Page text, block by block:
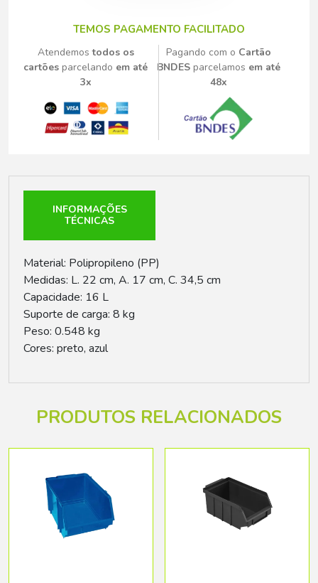
TEMOS PAGAMENTO FACILITADO
Atendemostodos os
cartões parcelando em até
3x
Pagando com o Cartão
BNDESparcelamos em até
48x
INFORMAÇÕES
TÉCNICAS
Material: Polipropileno (PP)
Medidas: L. 22 cm, A. 17 cm, C. 34,5 cm
Capacidade: 16 L
Suporte de carga: 8 kg
Peso: 0.548 kg
Cores: preto, azul
PRODUTOS RELACIONADOS